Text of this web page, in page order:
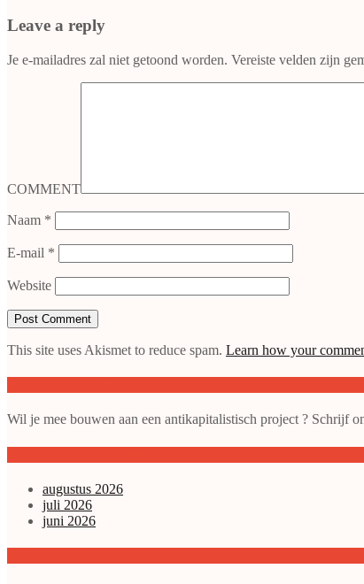
Leave a reply
Je e-mailadres zal niet getoond worden. Vereiste velden zijn
COMMENT
Naam *
E-mail *
Website
This site uses Akismet to reduce spam. Learn how your
Wil je mee bouwen aan een antikapitalistisch project ? Schrijf
augustus 2026
juli 2026
juni 2026